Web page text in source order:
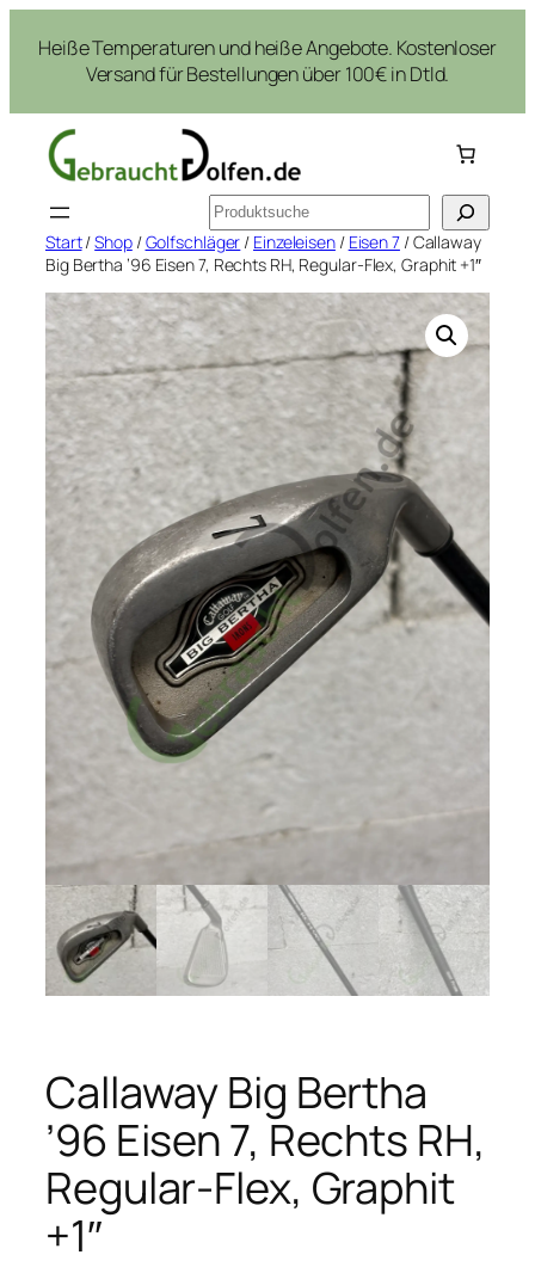
Inhalt
springen
Heiße Temperaturen und heiße Angebote. Kostenloser
Versand für Bestellungen über 100€ in Dtld.
Suchen
Start/Shop/Golfschläger / Einzeleisen/ Eisen 7/ Callaway
Big Bertha ’96 Eisen 7, Rechts RH, Regular-Flex, Graphit +1″
Callaway Big Bertha
’96 Eisen 7, Rechts RH,
Regular-Flex, Graphit
+1″